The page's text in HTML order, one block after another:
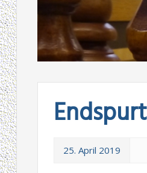
Endspurt
25. April 2019